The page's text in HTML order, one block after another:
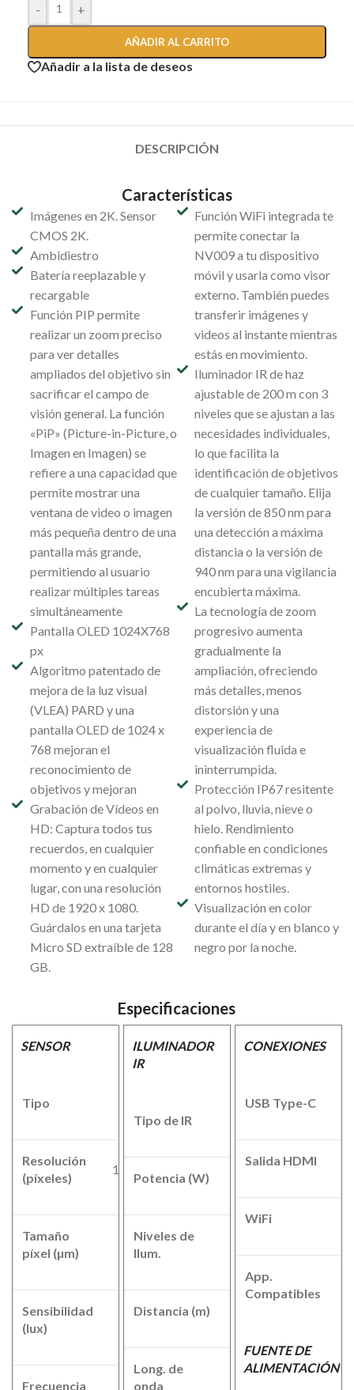
- +
AÑADIR AL CARRITO
Añadir a la lista de deseos
DESCRIPCIÓN
Características
Imágenes en 2K. Sensor
CMOS 2K.
Ambidiestro
Batería reeplazable y
recargable
Función PIP permite
realizar un zoom preciso
para ver detalles
ampliados del objetivo sin
sacrificar el campo de
visión general. La función
«PiP» (Picture-in-Picture, o
Imagen en Imagen) se
refiere a una capacidad que
permite mostrar una
ventana de video o imagen
más pequeña dentro de una
pantalla más grande,
permitiendo al usuario
realizar múltiples tareas
simultáneamente
Pantalla OLED 1024X768
px
Algoritmo patentado de
mejora de la luz visual
(VLEA) PARD y una
pantalla OLED de 1024 x
768 mejoran el
reconocimiento de
objetivos y mejoran
Grabación de Vídeos en
HD: Captura todos tus
recuerdos, en cualquier
momento y en cualquier
lugar, con una resolución
HD de 1920 x 1080.
Guárdalos en una tarjeta
Micro SD extraíble de 128
GB.
Función WiFi integrada te
permite conectar la
NV009 a tu dispositivo
móvil y usarla como visor
externo. También puedes
transferir imágenes y
videos al instante mientras
estás en movimiento.
Iluminador IR de haz
ajustable de 200 m con 3
niveles que se ajustan a las
necesidades individuales,
lo que facilita la
identificación de objetivos
de cualquier tamaño. Elija
la versión de 850 nm para
una detección a máxima
distancia o la versión de
940 nm para una vigilancia
encubierta máxima.
La tecnología de zoom
progresivo aumenta
gradualmente la
ampliación, ofreciendo
más detalles, menos
distorsión y una
experiencia de
visualización fluida e
ininterrumpida.
Protección IP67 resitente
al polvo, lluvia, nieve o
hielo. Rendimiento
confiable en condiciones
climáticas extremas y
entornos hostiles.
Visualización en color
durante el día y en blanco y
negro por la noche.
Especificaciones
SENSOR
Tipo
Resolución
(píxeles)
1920x1080
Tamaño
píxel (µm)
2,9
Sensibilidad
(lux)
0.001
Frecuencia
ILUMINADOR
IR
Tipo de IR
Potencia (W)
Niveles de
Ilum.
Distancia (m)
Long. de
onda
850
940
CONEXIONES
USB Type-C
Salida HDMI
WiFi
App.
Compatibles
FUENTE DE
ALIMENTACIÓN